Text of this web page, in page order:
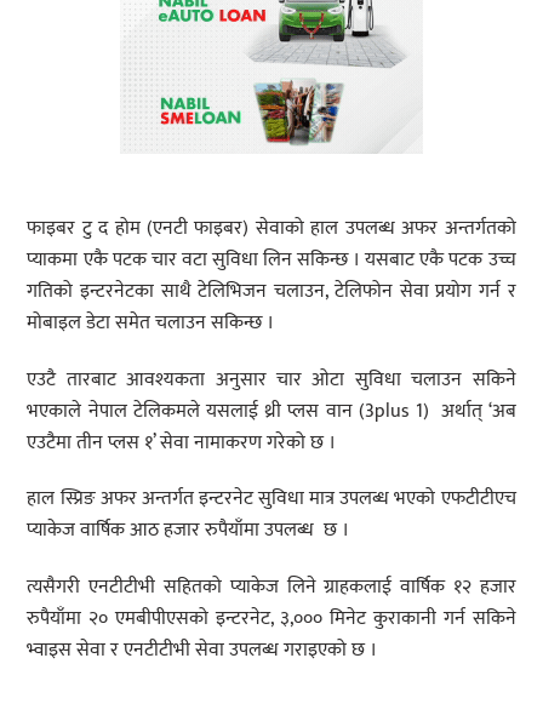
फाइबर टु द होम (एनटी फाइबर) सेवाको हाल उपलब्ध अफर अन्तर्गतको
प्याकमा एकै पटक चार वटा सुविधा लिन सकिन्छ । यसबाट एकै पटक उच्च
गतिको इन्टरनेटका साथै टेलिभिजन चलाउन, टेलिफोन सेवा प्रयोग गर्न र
मोबाइल डेटा समेत चलाउन सकिन्छ ।
एउटै तारबाट आवश्यकता अनुसार चार ओटा सुविधा चलाउन सकिने
भएकाले नेपाल टेलिकमले यसलाई थ्री प्लस वान (3plus 1) अर्थात् ‘अब
एउटैमा तीन प्लस १’ सेवा नामाकरण गरेको छ ।
हाल स्प्रिङ अफर अन्तर्गत इन्टरनेट सुविधा मात्र उपलब्ध भएको एफटीटीएच
प्याकेज वार्षिक आठ हजार रुपैयाँमा उपलब्ध छ ।
त्यसैगरी एनटीटीभी सहितको प्याकेज लिने ग्राहकलाई वार्षिक १२ हजार
रुपैयाँमा २० एमबीपीएसको इन्टरनेट, ३,००० मिनेट कुराकानी गर्न सकिने
भ्वाइस सेवा र एनटीटीभी सेवा उपलब्ध गराइएको छ ।